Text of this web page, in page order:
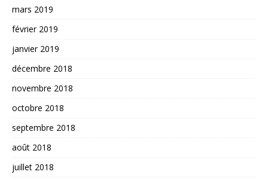
mars 2019
février 2019
janvier 2019
décembre 2018
novembre 2018
octobre 2018
septembre 2018
août 2018
juillet 2018